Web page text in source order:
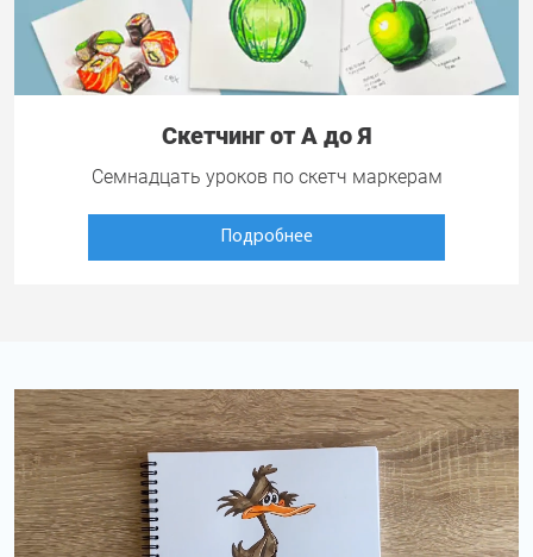
Скетчинг от А до Я
Семнадцать уроков по скетч маркерам
Подробнее